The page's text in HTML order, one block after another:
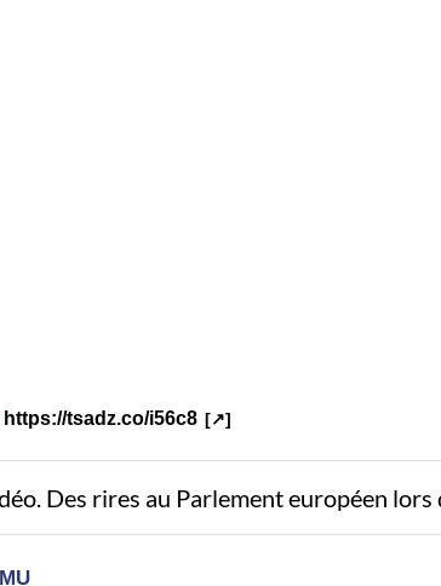
https://tsadz.co/i56c8
Des rires au Parlement européen lors